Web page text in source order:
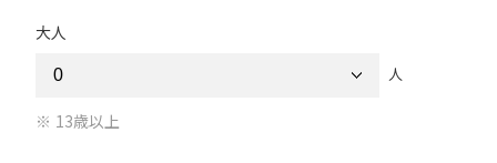
大人
人
13歳以上